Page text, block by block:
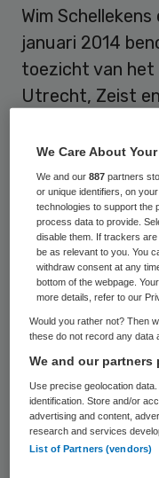
Wim
januari 2014
toezicht van het
Utrecht, Zeist
Joost Hoekstra
afgelopen.
Voorzitter raad
Oosting: “Wij
Schellekens
gevonden op
van de heer
op het gebied
kwaliteit”.
We Care About
We and our887 partners
or unique identifiers, on
technologies to support the
process data to provide.
disable them. If trackers
be as relevant to you. You
withdraw consent at any
bottom of the webpage.
more details, refer to our
Would you rather not? Then
these do not record any data
We and our
Use precise geolocation
identification. Store and/or
advertising and content,
research and services
List of Partners (vendors)